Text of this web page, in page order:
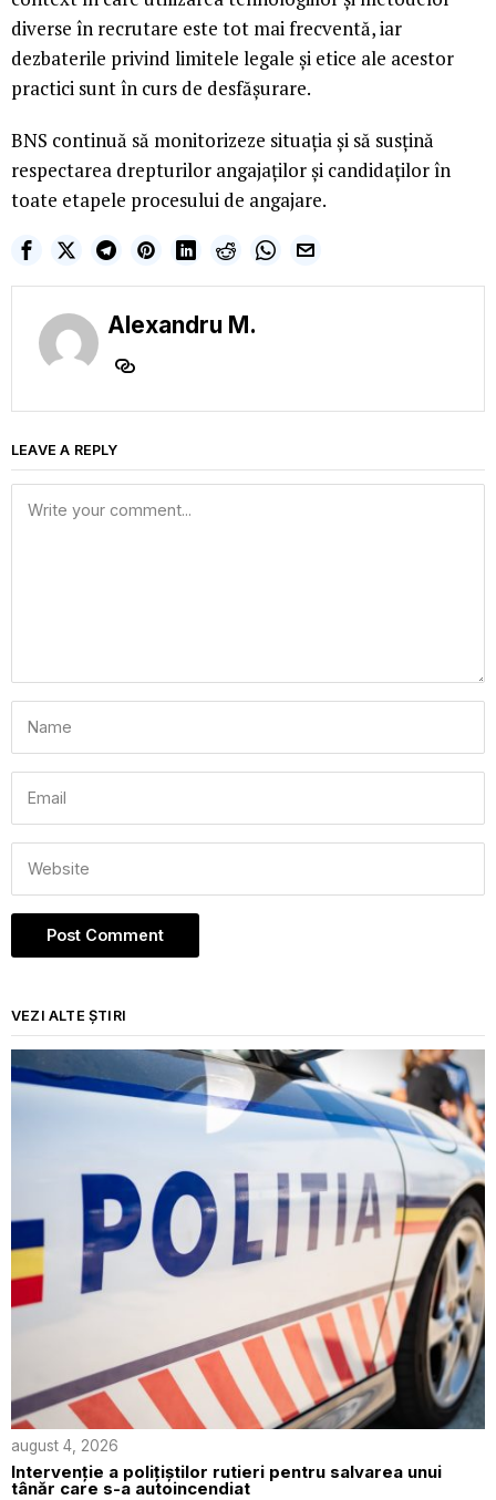
diverse în recrutare este tot mai frecventă, iar
dezbaterile privind limitele legale și etice ale acestor
practici sunt în curs de desfășurare.
BNS continuă să monitorizeze situația și să susțină
respectarea drepturilor angajaților și candidaților în
toate etapele procesului de angajare.
Alexandru M.
LEAVE A REPLY
VEZI ALTE ȘTIRI
august 4, 2026
Intervenție a polițiștilor rutieri pentru salvarea unui
tânăr care s-a autoincendiat